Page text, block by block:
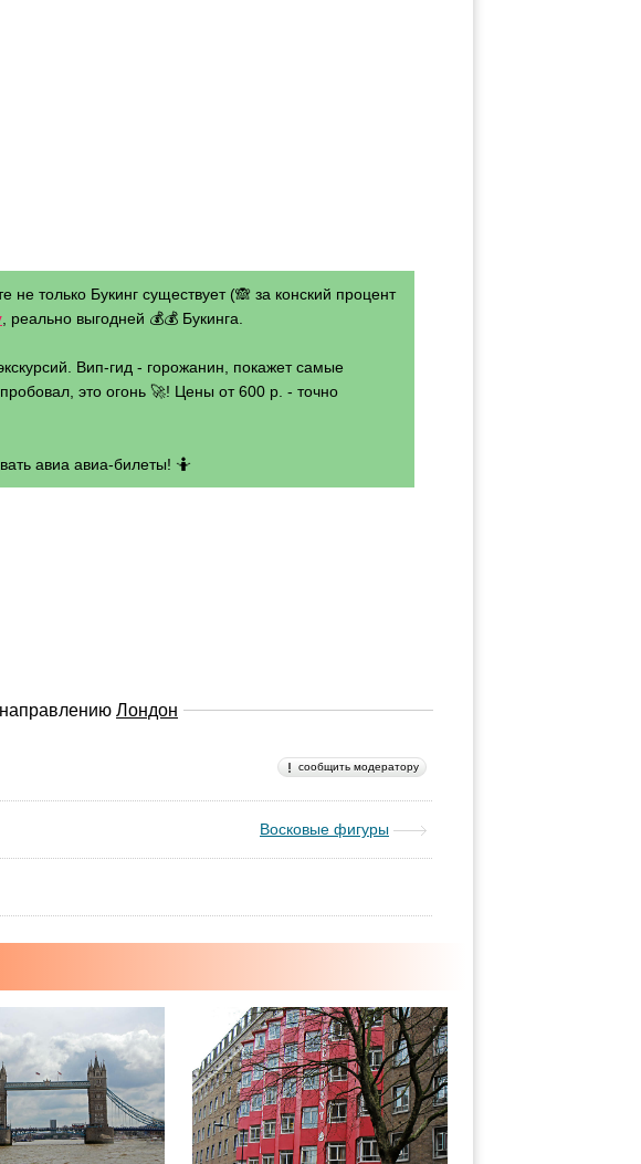
только Букинг существует (🙈 за конский процент
, реально выгодней 💰💰 Букинга.
Вип-гид - горожанин, покажет самые
это огонь 🚀! Цены от 600 р. - точно
авиа авиа-билеты! 🤷
Лондон
сообщить модератору
Восковые фигуры